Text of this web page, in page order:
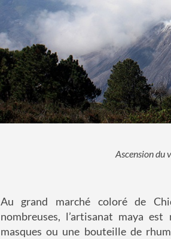
Ascension du
Au grand marché coloré de
nombreuses, l’artisanat maya
masques ou une bouteille de